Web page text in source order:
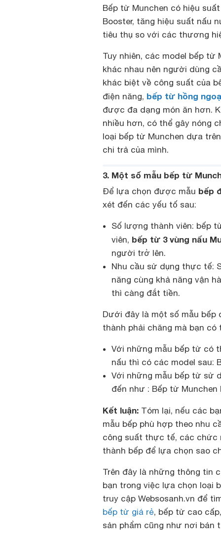
Bếp từ Munchen có hiệu
Booster, tăng hiệu suất nấu
tiêu thụ so với các thương
Tuy nhiên, các model bếp từ
khác nhau nên người dùng
khác biệt về công suất của
điện năng, bếp từ hồng
được đa dạng món ăn hơn.
nhiều hơn, có thể gây nóng
loại bếp từ Munchen dựa
chi trả của mình.
3. Một số mẫu bếp từ
Để lựa chọn được mẫu bếp
xét đến các yếu tố sau:
Số lượng thành viên: bếp
viên, bếp từ 3 vùng nấu
người trở lên.
Nhu cầu sử dụng thực tế:
năng cùng khả năng vận
thì càng đắt tiền.
Dưới đây là một số mẫu bếp
thành phải chăng mà bạn có
Với những mẫu bếp từ có
nấu thì có các model sau:
Với những mẫu bếp từ sử
đến như : Bếp từ Munchen
Kết luận: Tóm lại, nếu các
mẫu bếp phù hợp theo nhu
công suất thực tế, các chức
thành bếp để lựa chọn sao
Trên đây là những thông tin
bạn trong việc lựa chọn loại
truy cập Websosanh.vn để
bếp từ giá rẻ, bếp từ cao
sản phẩm cũng như nơi bán